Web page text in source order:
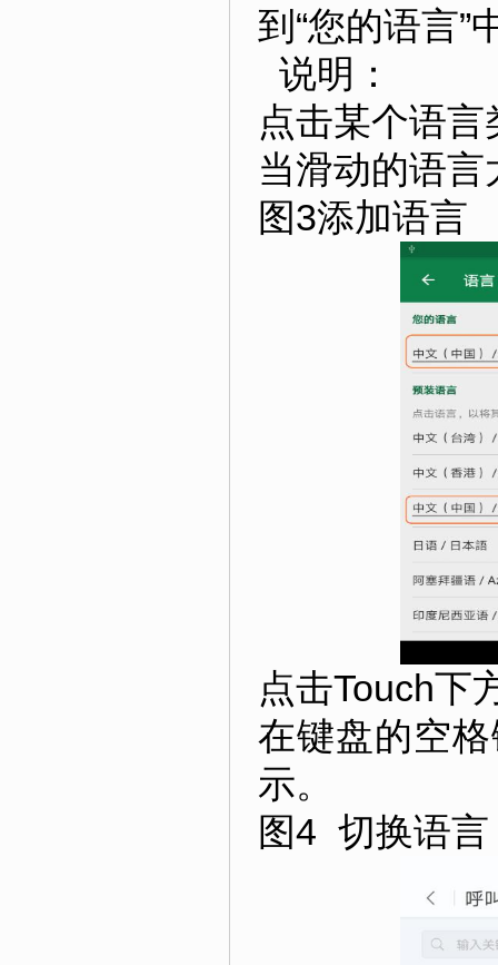
到“您的语言”
说明：
点击某个语言
当滑动的语
图3添加语言
点击Touch下
在键盘的空
示。
图4 切换语言